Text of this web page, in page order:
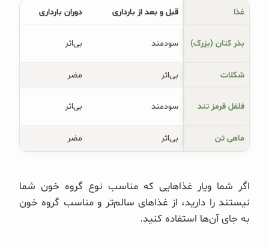
غذا قبل و بعد از بارداری دوران بارداری
بذر کتان (بزرک) سودمند بی‌اثر
شکلات بی‌اثر مضر
فلفل قرمز تند سودمند بی‌اثر
ماهی تن بی‌اثر مضر
اگر شما ویار غذاهایی که مناسب نوع گروه خون شما
نیستند را دارید، از غذاهای سالم‌تر و مناسب گروه خون
به جای آن‌ها استفاده کنید.